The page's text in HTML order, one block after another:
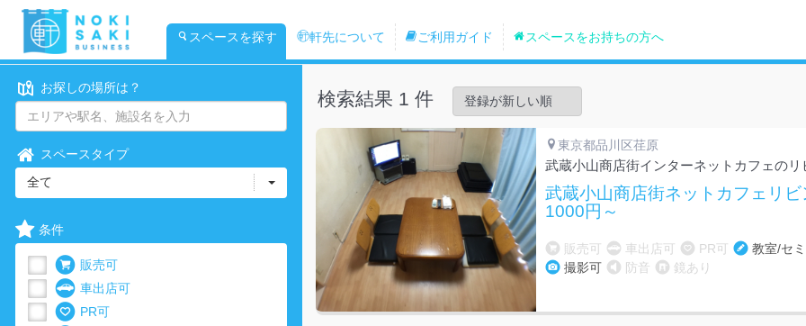
スペースを探す 軒先について ご利用ガイド スペースをお持ちの方へ
お探しの場所は？
スペースタイプ
全て
条件
販売可
車出店可
PR可
検索結果 1 件
東京都品川区荏原
武蔵小山商店街インターネットカフェのリ
武蔵小山商店街ネットカフェリ
1000円～
販売可 車出店可 PR可
教室/セ
撮影可
防音 鏡あり